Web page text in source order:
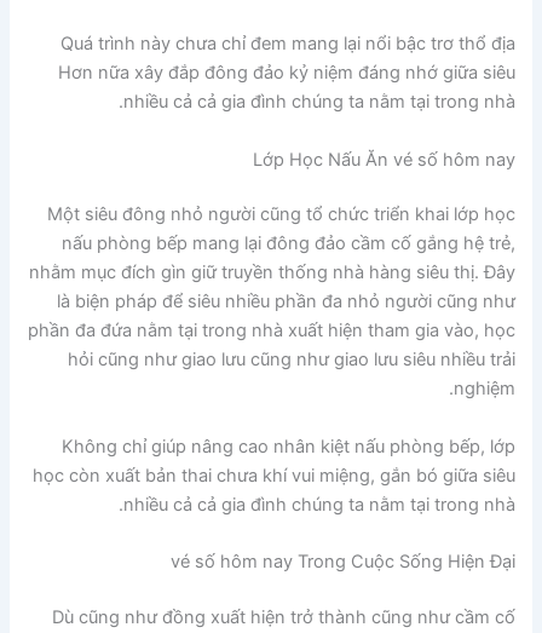
Quá trình này chưa chỉ đem mang lại nổi bậc trơ thổ địa
Hơn nữa xây đắp đông đảo kỷ niệm đáng nhớ giữa siêu
nhiều cả cả gia đình chúng ta nằm tại trong nhà.
Lớp Học Nấu Ăn vé số hôm nay
Một siêu đông nhỏ người cũng tổ chức triển khai lớp học
nấu phòng bếp mang lại đông đảo cầm cố gắng hệ trẻ,
nhằm mục đích gìn giữ truyền thống nhà hàng siêu thị. Đây
là biện pháp để siêu nhiều phần đa nhỏ người cũng như
phần đa đứa nằm tại trong nhà xuất hiện tham gia vào, học
hỏi cũng như giao lưu cũng như giao lưu siêu nhiều trải
nghiệm.
Không chỉ giúp nâng cao nhân kiệt nấu phòng bếp, lớp
học còn xuất bản thai chưa khí vui miệng, gắn bó giữa siêu
nhiều cả cả gia đình chúng ta nằm tại trong nhà.
vé số hôm nay Trong Cuộc Sống Hiện Đại
Dù cũng như đồng xuất hiện trở thành cũng như cầm cố